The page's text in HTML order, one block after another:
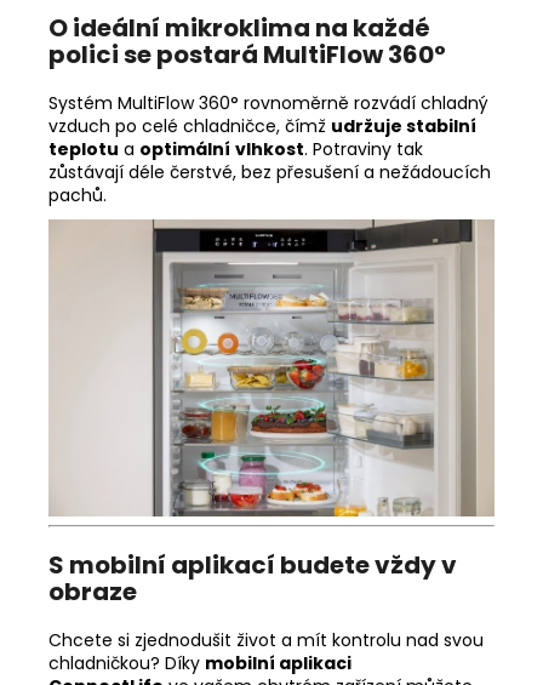
O ideální mikroklima na každé
polici se postará MultiFlow 360°
Systém MultiFlow 360° rovnoměrně rozvádí chladný
vzduch po celé chladničce, čímž udržuje stabilní
teplotu a optimální vlhkost. Potraviny tak
zůstávají déle čerstvé, bez přesušení a nežádoucích
pachů.
S mobilní aplikací budete vždy v
obraze
Chcete si zjednodušit život a mít kontrolu nad svou
chladničkou? Díky mobilní aplikaci